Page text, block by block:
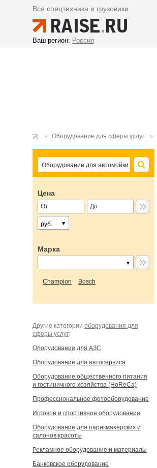
Вся спецтехника и грузовики
Ваш регион: Россия
Оборудование для сферы услуг
Цена
руб.
Марка
Champion Bosch
Другие категории оборудования для
сферы услуг:
Оборудование для АЗС
Оборудование для автосервиса
Оборудование общественного питания
и гостиничного хозяйства (HoReCa)
Профессиональное фотооборудование
Игровое и спортивное оборудование
Оборудование для парикмахерских и
салонов красоты
Рекламное оборудование и материалы
Банковское оборудование